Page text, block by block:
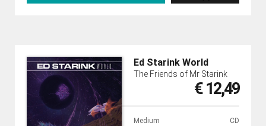
Ed Starink World
The Friends of Mr Starink
€ 12,49
Medium
CD